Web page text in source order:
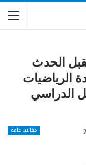
الحدث
الرياضيات
الدراسي
مقالات عامة